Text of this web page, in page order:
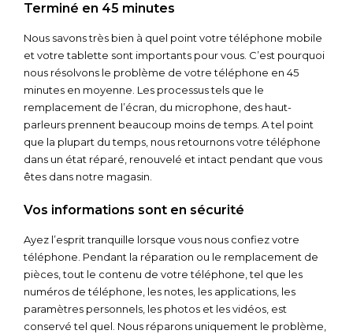
Terminé en 45 minutes
Nous savons très bien à quel point votre téléphone mobile
et votre tablette sont importants pour vous. C’est pourquoi
nous résolvons le problème de votre téléphone en 45
minutes en moyenne. Les processus tels que le
remplacement de l’écran, du microphone, des haut-
parleurs prennent beaucoup moins de temps. A tel point
que la plupart du temps, nous retournons votre téléphone
dans un état réparé, renouvelé et intact pendant que vous
êtes dans notre magasin.
Vos informations sont en sécurité
Ayez l’esprit tranquille lorsque vous nous confiez votre
téléphone. Pendant la réparation ou le remplacement de
pièces, tout le contenu de votre téléphone, tel que les
numéros de téléphone, les notes, les applications, les
paramètres personnels, les photos et les vidéos, est
conservé tel quel. Nous réparons uniquement le problème,